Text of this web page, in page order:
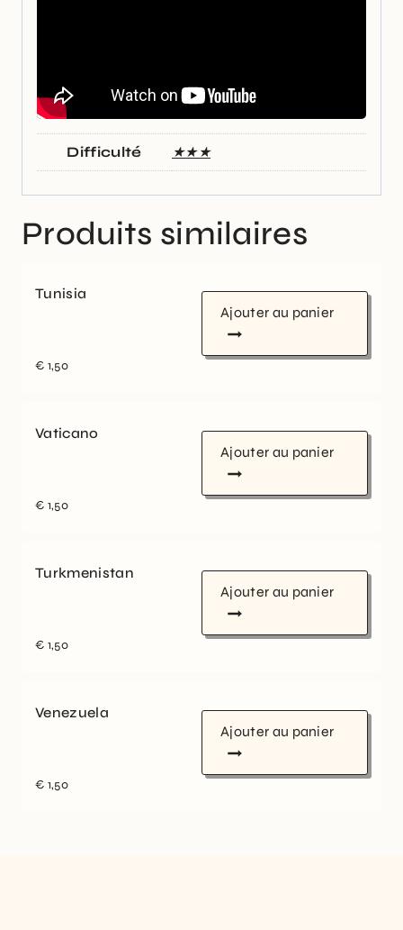
Difficulté ★★★
Produits similaires
Tunisia
€ 1,50
Ajouter au panier
Vaticano
€ 1,50
Ajouter au panier
Turkmenistan
€ 1,50
Ajouter au panier
Venezuela
€ 1,50
Ajouter au panier